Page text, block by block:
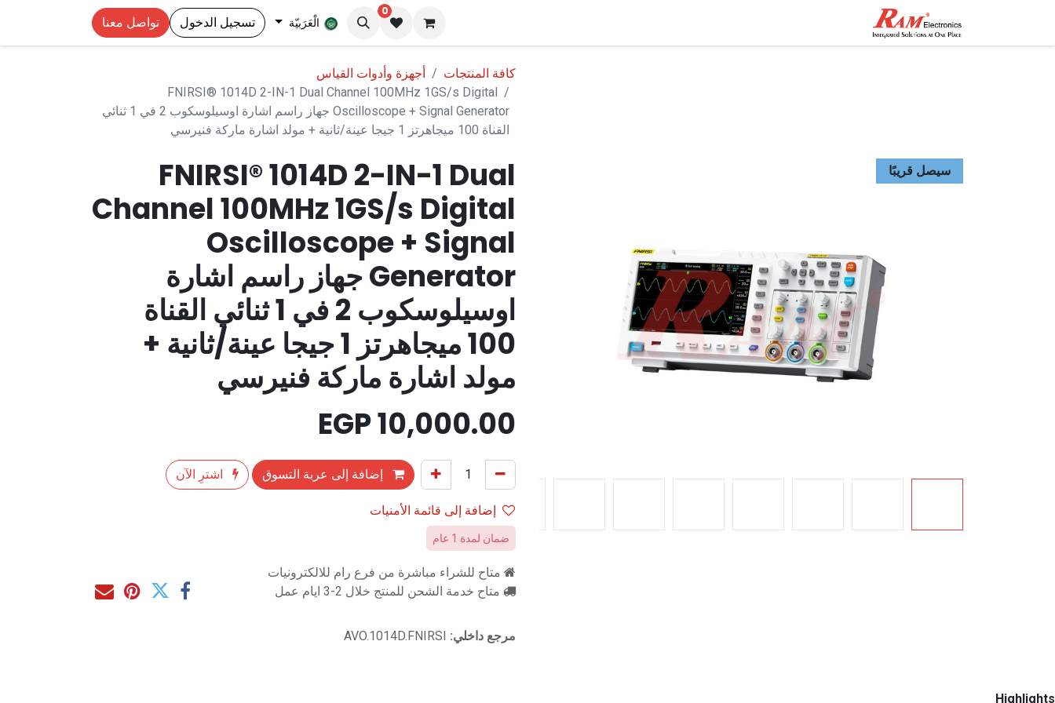
0
الْعَرَبيّة تسجيل الدخول تواصل معنا
كافة المنتجات
أجهزة وأدوات القياس
FNIRSI® 1014D 2-IN-1 Dual Channel 100MHz 1GS/s Digital
Oscilloscope + Signal Generator جهاز راسم اشارة اوسيلوسكوب 2 في 1 ثنائي
القناة 100 ميجاهرتز 1 جيجا عينة/ثانية + مولد اشارة ماركة فنيرسي
سيصل قريبًا
FNIRSI® 1014D 2-IN-1 Dual
Channel 100MHz 1GS/s Digital
Oscilloscope + Signal
Generator جهاز راسم اشارة
اوسيلوسكوب 2 في 1 ثنائي القناة
100 ميجاهرتز 1 جيجا عينة/ثانية +
مولد اشارة ماركة فنيرسي
10,000.00
إضافة إلى عربة التسوق
اشترِ الآن
إضافة إلى قائمة الأمنيات
ضمان لمدة 1 عام
متاح للشراء مباشرة من فرع رام للالكترونيات
متاح خدمة الشحن للمنتج خلال 2-3 ايام عمل
مرجع داخلي: AVO.1014D.FNIRSI
Highlights